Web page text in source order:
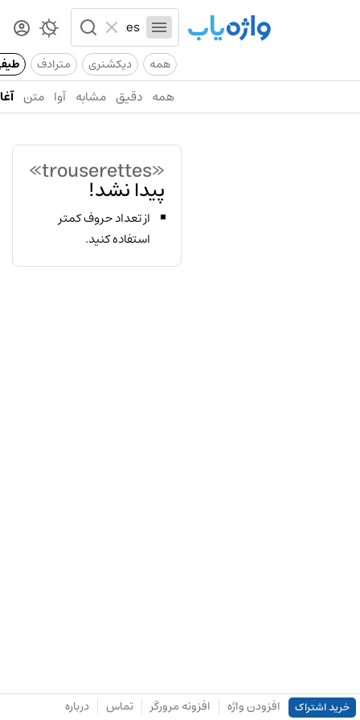
همه دیکشنری مترادف
همه دقیق مشابه آوا متن
«trouserettes»
پیدا نشد!
از تعداد حروف کمتر
استفاده کنید.
خرید اشتراک افزودن واژه افزونه مرورگر تماس درباره